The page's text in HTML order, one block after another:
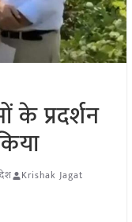
के प्रदर्शन
Krishak Jagat